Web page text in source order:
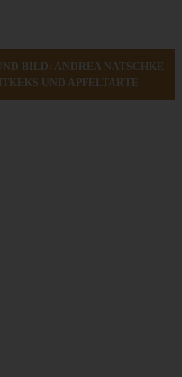
BILD: ANDREA NATSCHKE |
UND APFELTARTE